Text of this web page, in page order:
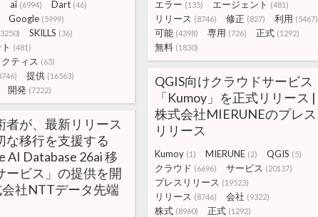
エラー (135) エージェント (481)
リリース (8746) 修正 (827) 利用 (5467)
可能 (4398) 専用 (726) 正式 (1292)
無料 (1830)
ai (6994) Dart (46)
Google (5999)
SKILLS (36)
(481)
ティス (63)
提供 (16563)
開発 (7222)
QGIS向けクラウドサービス
「Kumoy」を正式リリース |
株式会社MIERUNEのプレス
リリース
Kumoy (1) MIERUNE (2) QGIS (5)
クラウド (6696) サービス (20137)
プレスリリース (19523)
リリース (8746) 会社 (9322)
株式 (8960) 正式 (1292)
者が、最新リリース
な移行を支援する
AI Database 26ai 移
ービス」の提供を開
会社NTTデータ先端